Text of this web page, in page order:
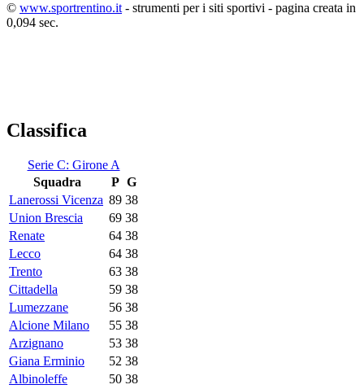
© www.sportrentino.it - strumenti per i siti sportivi - pagina creata in
0,094 sec.
Classifica
Serie C: Girone A
Squadra
P G
Lanerossi Vicenza 89 38
Union Brescia
69 38
Renate
64 38
Lecco
64 38
Trento
63 38
Cittadella
59 38
Lumezzane
56 38
Alcione Milano
55 38
Arzignano
53 38
Giana Erminio
52 38
Albinoleffe
50 38